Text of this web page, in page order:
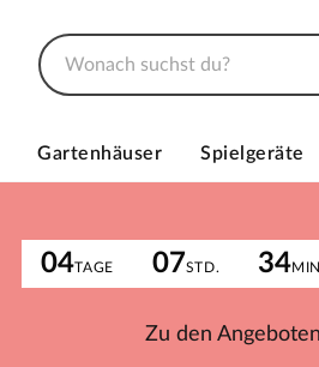
Gartenhäuser Spielgeräte
04TAGE 07STD. 34
Zu den